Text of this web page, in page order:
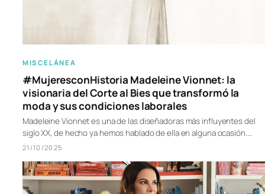
MISCELÁNEA
#MujeresconHistoria Madeleine Vionnet: la
visionaria del Corte al Bies que transformó la
moda y sus condiciones laborales
Madeleine Vionnet es una de las diseñadoras más influyentes del
siglo XX, de hecho ya hemos hablado de ella en alguna ocasión.…
21/10/2025